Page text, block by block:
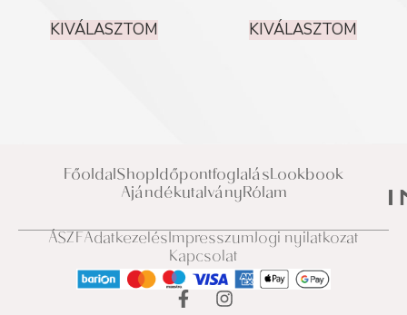
KIVÁLASZTOM KIVÁLASZTOM
FőoldalShopIdőpontfoglalásLookbook
AjándékutalványRólam
ÁSZFAdatkezelésImpresszumJogi nyilatkozat
Kapcsolat